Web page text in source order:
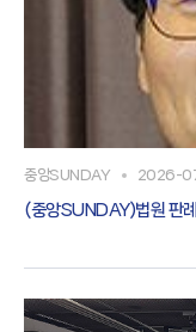
중앙SUNDAY 2026-
(중앙SUNDAY)법원 판